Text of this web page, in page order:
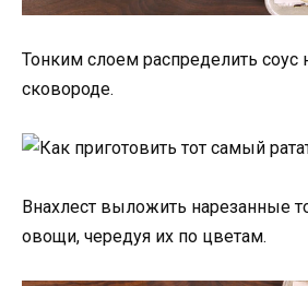
Тонким слоем распределить соус
сковороде.
Внахлест выложить нарезанные
овощи, чередуя их по цветам.